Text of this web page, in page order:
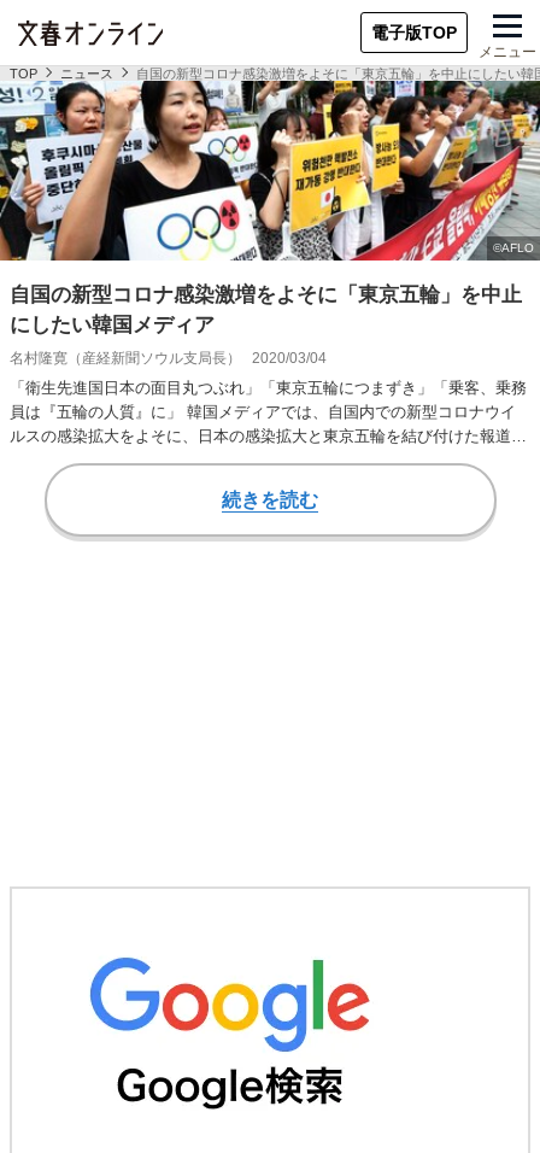
電子版TOP
メニュー
TOP ニュース 自国の新型コロナ感染激増をよそに「東京五輪」を中止にしたい韓
自国の新型コロナ感染激増をよそに「東京五輪」を中止
にしたい韓国メディア
名村隆寛（産経新聞ソウル支局長） 2020/03/04
「衛生先進国日本の面目丸つぶれ」「東京五輪につまずき」「乗客、乗務
員は『五輪の人質』に」 韓国メディアでは、自国内での新型コロナウイ
ルスの感染拡大をよそに、日本の感染拡大と東京五輪を結び付けた報道が
続いている。冒頭で…
続きを読む